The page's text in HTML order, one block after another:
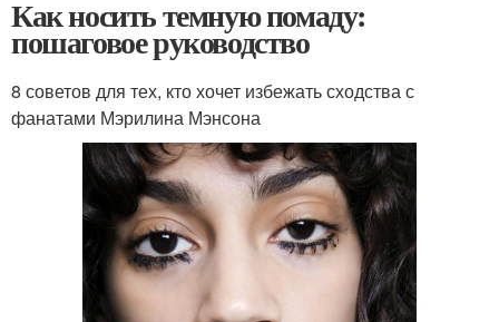
Как носить темную помаду:
пошаговое руководство
8 советов для тех, кто хочет избежать сходства с
фанатами Мэрилина Мэнсона